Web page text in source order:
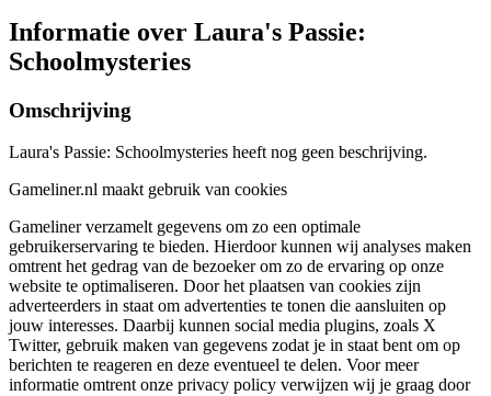
Informatie over Laura's Passie:
Schoolmysteries
Omschrijving
Laura's Passie: Schoolmysteries heeft nog geen beschrijving.
Gameliner.nl maakt gebruik van cookies
Gameliner verzamelt gegevens om zo een optimale
gebruikerservaring te bieden. Hierdoor kunnen wij analyses maken
omtrent het gedrag van de bezoeker om zo de ervaring op onze
website te optimaliseren. Door het plaatsen van cookies zijn
adverteerders in staat om advertenties te tonen die aansluiten op
jouw interesses. Daarbij kunnen social media plugins, zoals X
Twitter, gebruik maken van gegevens zodat je in staat bent om op
berichten te reageren en deze eventueel te delen. Voor meer
informatie omtrent onze privacy policy verwijzen wij je graag door